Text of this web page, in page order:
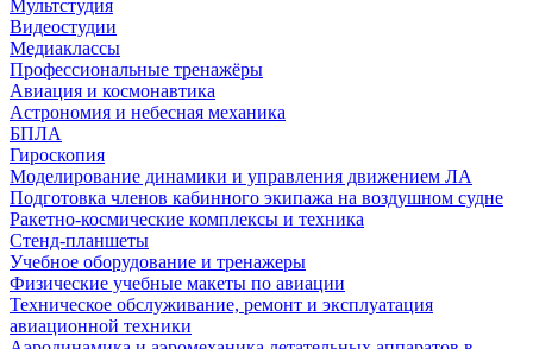
Мультстудия
Видеостудии
Медиаклассы
Профессиональные тренажёры
Авиация и космонавтика
Астрономия и небесная механика
БПЛА
Гироскопия
Моделирование динамики и управления движением ЛА
Подготовка членов кабинного экипажа на воздушном судне
Ракетно-космические комплексы и техника
Стенд-планшеты
Учебное оборудование и тренажеры
Физические учебные макеты по авиации
Техническое обслуживание, ремонт и эксплуатация
авиационной техники